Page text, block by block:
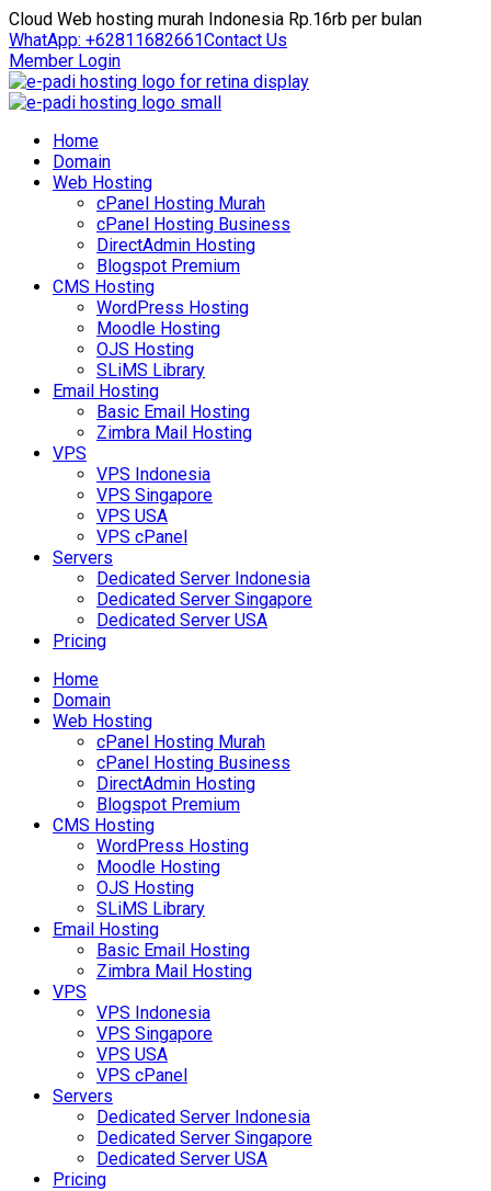
Cloud Web hosting murah Indonesia Rp.16rb per bulan
WhatApp: +62811682661Contact Us
Member Login
Home
Domain
Web Hosting
cPanel Hosting Murah
cPanel Hosting Business
DirectAdmin Hosting
Blogspot Premium
CMS Hosting
WordPress Hosting
Moodle Hosting
OJS Hosting
SLiMS Library
Email Hosting
Basic Email Hosting
Zimbra Mail Hosting
VPS
VPS Indonesia
VPS Singapore
VPS USA
VPS cPanel
Servers
Dedicated Server Indonesia
Dedicated Server Singapore
Dedicated Server USA
Pricing
Home
Domain
Web Hosting
cPanel Hosting Murah
cPanel Hosting Business
DirectAdmin Hosting
Blogspot Premium
CMS Hosting
WordPress Hosting
Moodle Hosting
OJS Hosting
SLiMS Library
Email Hosting
Basic Email Hosting
Zimbra Mail Hosting
VPS
VPS Indonesia
VPS Singapore
VPS USA
VPS cPanel
Servers
Dedicated Server Indonesia
Dedicated Server Singapore
Dedicated Server USA
Pricing